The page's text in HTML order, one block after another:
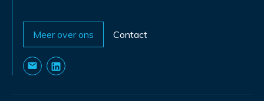
Meer over ons Contact